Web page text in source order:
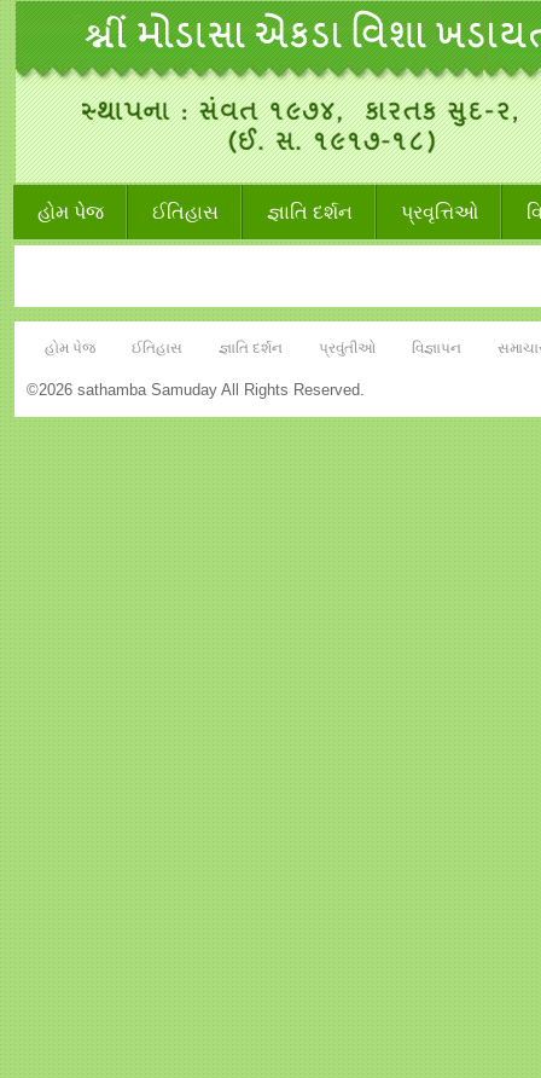
હોમ પેજ ઈતિહાસ જ્ઞાતિ દર્શન પ્રવૃત્તિઓ
હોમ પેજ ઈતિહાસ જ્ઞાતિ દર્શન પ્રવુંતીઓ વિજ્ઞાપન
©2026 sathamba Samuday All Rights Reserved.